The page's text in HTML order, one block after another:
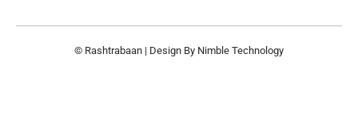
© Rashtrabaan | Design By Nimble Technology